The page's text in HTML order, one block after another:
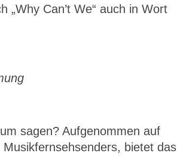
Can’t We“ auch in Wort
sagen? Aufgenommen auf
bietet das